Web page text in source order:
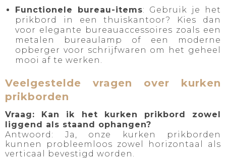
Functionele bureau-items: Gebruik je het
prikbord in een thuiskantoor? Kies dan
voor elegante bureauaccessoires zoals een
metalen bureaulamp of een moderne
opberger voor schrijfwaren om het geheel
mooi af te werken.
Veelgestelde vragen over kurken
prikborden
Vraag: Kan ik het kurken prikbord zowel
liggend als staand ophangen?
Antwoord: Ja, onze kurken prikborden
kunnen probleemloos zowel horizontaal als
verticaal bevestigd worden.